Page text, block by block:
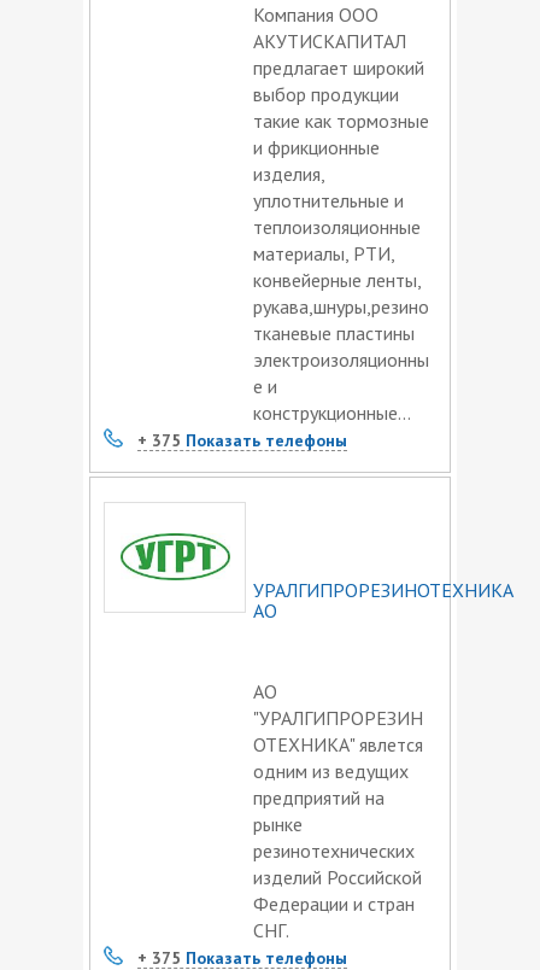
Компания ООО
АКУТИСКАПИТАЛ
предлагает широкий
выбор продукции
такие как тормозные
и фрикционные
изделия,
уплотнительные и
теплоизоляционные
материалы, РТИ,
конвейерные ленты,
рукава,шнуры,резино
тканевые пластины
электроизоляционны
е и
конструкционные...
+ 375 Показать телефоны
УРАЛГИПРОРЕЗИНОТЕХНИКА
АО
АО
"УРАЛГИПРОРЕЗИН
ОТЕХНИКА" явлется
одним из ведущих
предприятий на
рынке
резинотехнических
изделий Российской
Федерации и стран
СНГ.
+ 375 Показать телефоны